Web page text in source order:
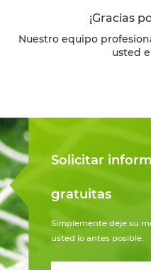
¡Gracias
Nuestro equipo
usted
Solicitar
gratuitas
Simplemente deje su
usted lo antes posible.